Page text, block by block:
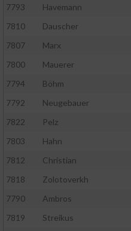
7793
Havemann
7810
Dauscher
7807
Marx
7800
Mauerer
7794
Böhm
7792
Neugebauer
7822
Pelz
7803
Hahn
7812
Christian
7818
Zolotoverkh
7790
Ambros
7819
Streikus